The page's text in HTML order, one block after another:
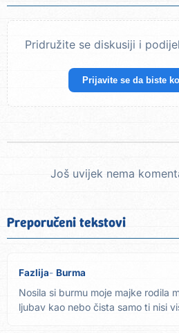
Pridružite se diskusiji i
Prijavite se da biste
Još uvijek nema
Preporučeni tekstovi
Fazlija Burma
Nosila si burmu moje majke rodila
ljubav kao nebo čista samo ti nisi